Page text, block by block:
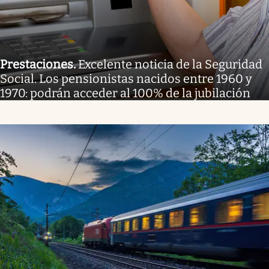
Prestaciones.Excelente noticia de la Seguridad
Social. Los pensionistas nacidos entre 1960 y
1970: podrán acceder al 100% de la jubilación